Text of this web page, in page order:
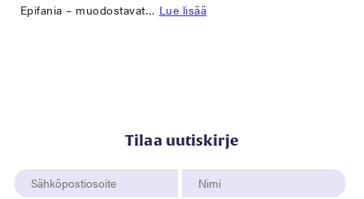
Epifania – muodostavat… Lue lisää
Tilaa uutiskirje